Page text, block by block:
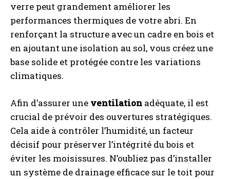
verre peut grandement améliorer les
performances thermiques de votre abri. En
renforçant la structure avec un cadre en bois et
en ajoutant une isolation au sol, vous créez une
base solide et protégée contre les variations
climatiques.
Afin d’assurer une ventilation adéquate, il est
crucial de prévoir des ouvertures stratégiques.
Cela aide à contrôler l’humidité, un facteur
décisif pour préserver l’intégrité du bois et
éviter les moisissures. N’oubliez pas d’installer
un système de drainage efficace sur le toit pour